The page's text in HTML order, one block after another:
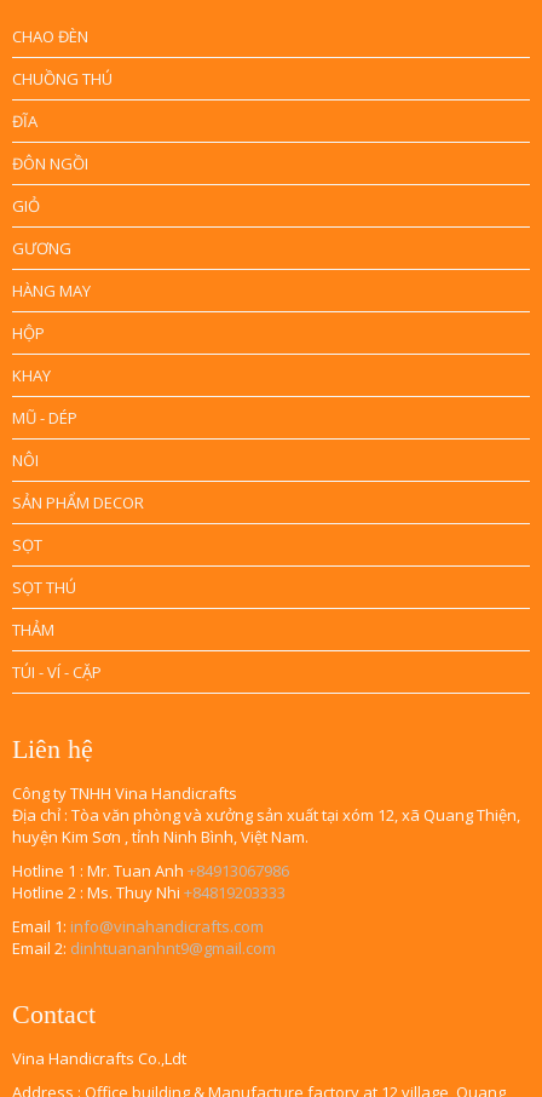
CHAO ĐÈN
CHUỒNG THÚ
ĐĨA
ĐÔN NGỒI
GIỎ
GƯƠNG
HÀNG MAY
HỘP
KHAY
MŨ - DÉP
NÔI
SẢN PHẨM DECOR
SỌT
SỌT THÚ
THẢM
TÚI - VÍ - CẶP
Liên hệ
Công ty TNHH Vina Handicrafts
Địa chỉ : Tòa văn phòng và xưởng sản xuất tại xóm 12, xã Quang Thiện,
huyện Kim Sơn , tỉnh Ninh Bình, Việt Nam.
Hotline 1 : Mr. Tuan Anh +84913067986
Hotline 2 : Ms. Thuy Nhi +84819203333
Email 1: info@vinahandicrafts.com
Email 2: dinhtuananhnt9@gmail.com
Contact
Vina Handicrafts Co.,Ldt
Address : Office building & Manufacture factory at 12 village, Quang